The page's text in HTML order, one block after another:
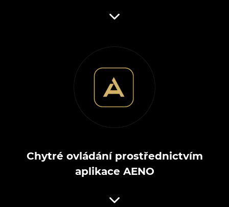
Chytré ovládání prostřednictvím
aplikace AENO